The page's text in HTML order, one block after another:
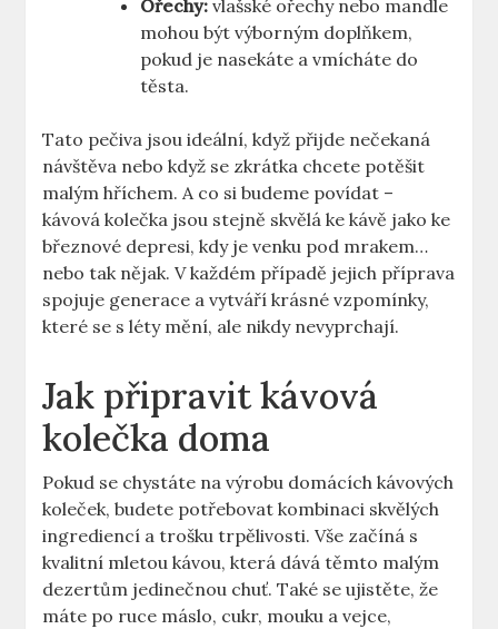
Ořechy: vlašské ořechy nebo mandle
mohou být výborným doplňkem,
pokud je nasekáte a vmícháte do
těsta.
Tato pečiva jsou ideální, když přijde nečekaná
návštěva nebo když se zkrátka chcete potěšit
malým hříchem. A co si budeme povídat –
kávová kolečka jsou stejně skvělá ke kávě jako ke
březnové depresi, kdy je venku pod mrakem…
nebo tak nějak. V každém případě jejich příprava
spojuje generace a vytváří krásné vzpomínky,
které se s léty mění, ale nikdy nevyprchají.
Jak připravit kávová
kolečka doma
Pokud se chystáte na výrobu domácích kávových
koleček, budete potřebovat kombinaci skvělých
ingrediencí a trošku trpělivosti. Vše začíná s
kvalitní mletou kávou, která dává těmto malým
dezertům jedinečnou chuť. Také se ujistěte, že
máte po ruce máslo, cukr, mouku a vejce,